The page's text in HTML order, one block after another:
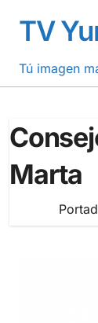
contenido
TV
Tú imagen
Marta